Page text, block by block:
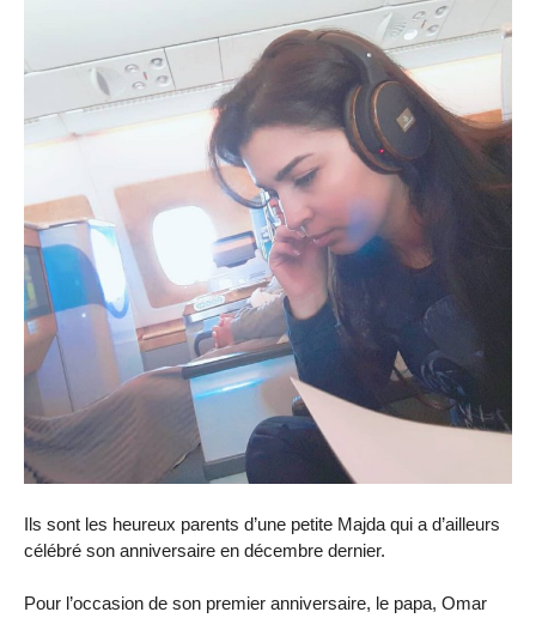
Ils sont les heureux parents d’une petite Majda qui a d’ailleurs
célébré son anniversaire en décembre dernier.
Pour l’occasion de son premier anniversaire, le papa, Omar